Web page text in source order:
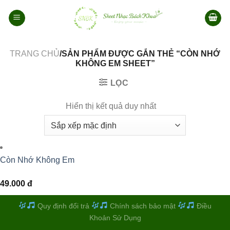
qua
TRANG CHỦ/SẢN PHẨM ĐƯỢC GẮN THẺ “CÒN NHỚ
KHÔNG EM SHEET”
LỌC
Hiển thị kết quả duy nhất
Còn Nhớ Không Em
49.000 đ
Quy định đổi trả Chính sách bảo mật
Điều
Khoản Sử Dụng